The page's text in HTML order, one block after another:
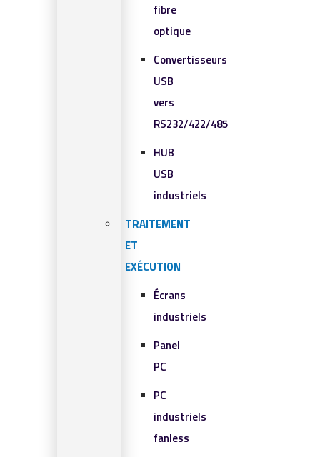
fibre
optique
Convertisseurs
USB
vers
RS232/422/485
HUB
USB
industriels
TRAITEMENT
ET
EXÉCUTION
Écrans
industriels
Panel
PC
PC
industriels
fanless